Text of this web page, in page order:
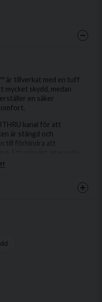
är tillverkat med en tuff
mycket skydd, medan
en säker
kanal för att
är stängd och
till förhindra att